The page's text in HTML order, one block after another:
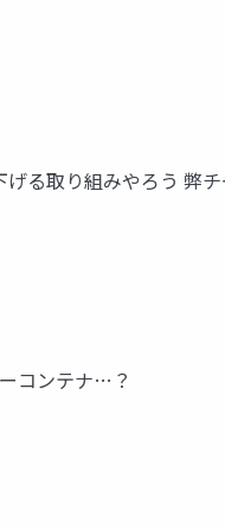
る取り組みやろう 弊
コンテナ…？